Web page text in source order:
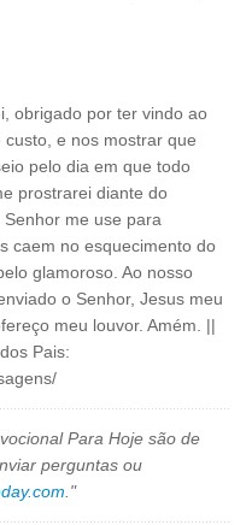
obrigado por ter vindo ao
e nos mostrar que
pelo dia em que todo
prostrarei diante do
me use para
caem no esquecimento do
glamoroso. Ao nosso
o Senhor, Jesus meu
meu louvor. Amém. ||
Pais:
Para Hoje são de
perguntas ou
."